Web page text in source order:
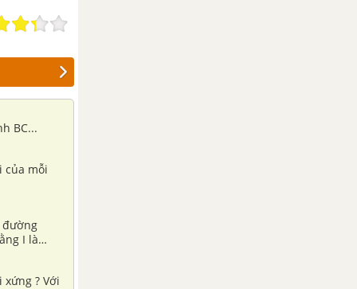
BC...
của mỗi
đường
I là
? Với